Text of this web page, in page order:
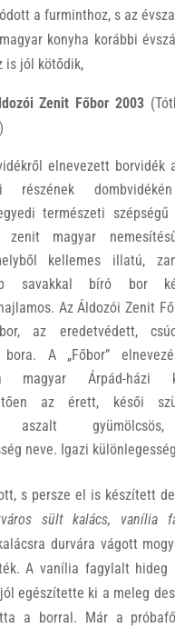
a furminthoz, s az
konyha korábbi
is jól kötődik,
Zenit Főbor 2003
elnevezett borvidék
részének
természeti szépségű
magyar
kellemes illatú,
savakkal bíró bor
Az Áldozói Zenit
az eredetvédett,
A „Főbor”
magyar Árpád-házi
az érett, késői
aszalt
neve. Igazi
s persze el is készített
sült kalács, vanília
durvára vágott
A vanília fagylalt hideg
egészítette ki a meleg
a borral. Már a